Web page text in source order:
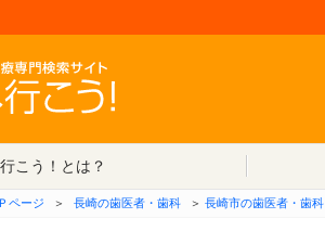
こう！とは？
ページ ＞ 長崎の歯医者・歯科 ＞ 長崎市の歯医者・歯科